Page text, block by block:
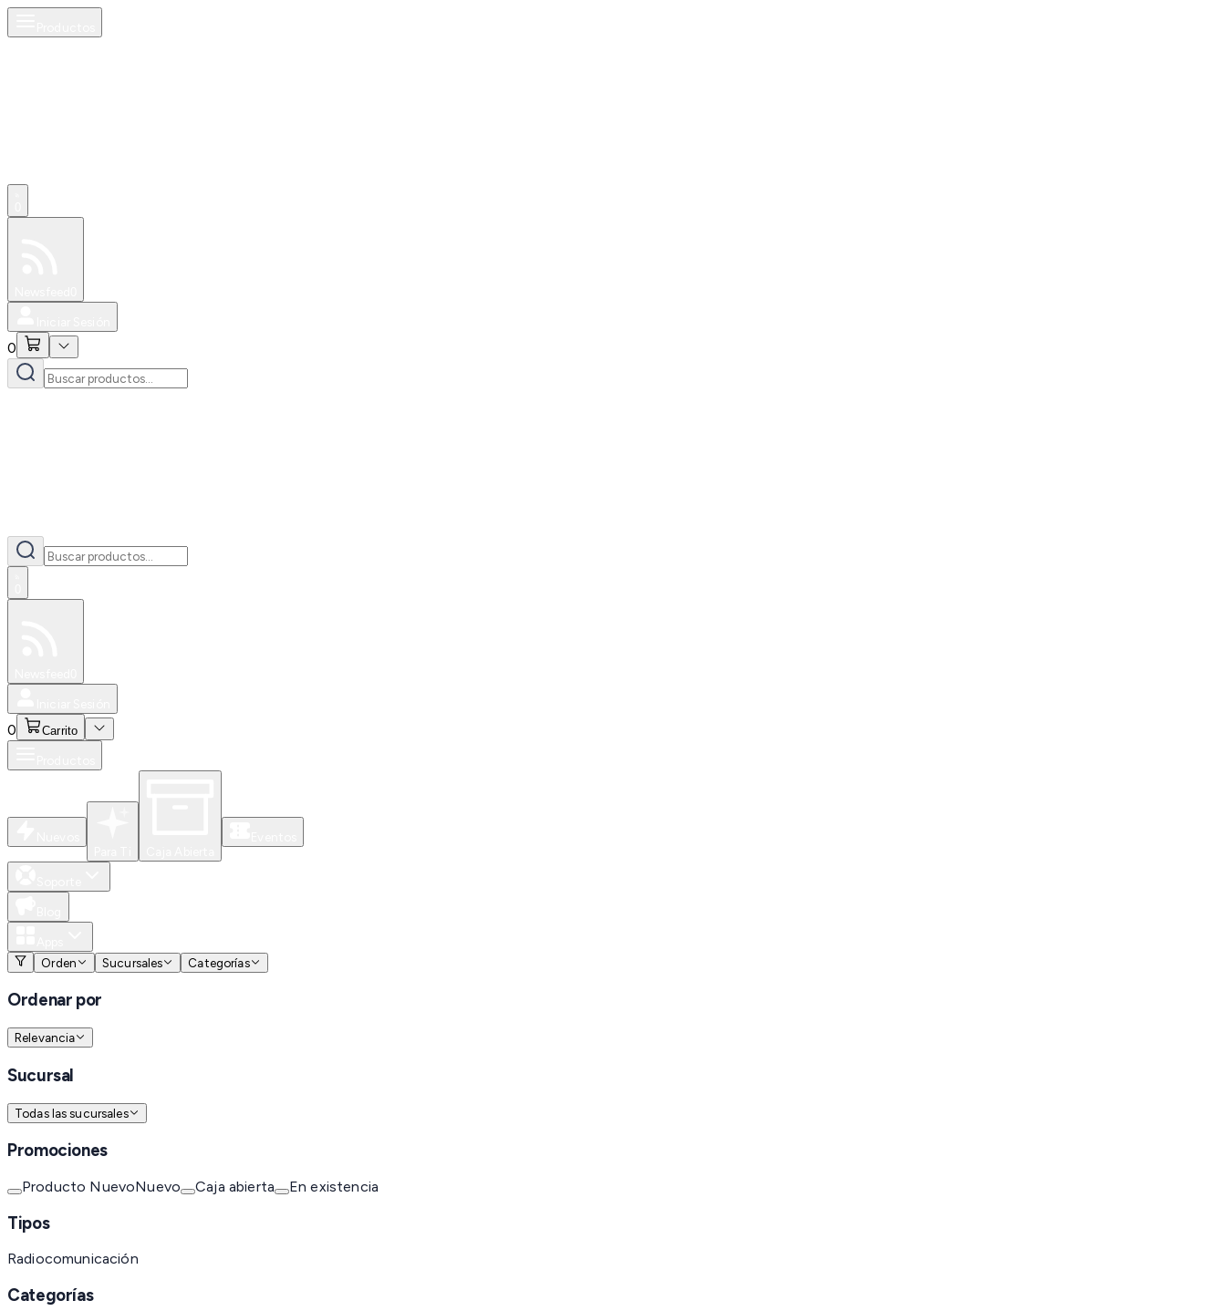
0
0 Carrito
Orden
Sucursales Categorías
Ordenar por
Relevancia
Sucursal
Todas las sucursales
Promociones
Producto NuevoNuevo Caja abierta En existencia
Tipos
Radiocomunicación
Categorías